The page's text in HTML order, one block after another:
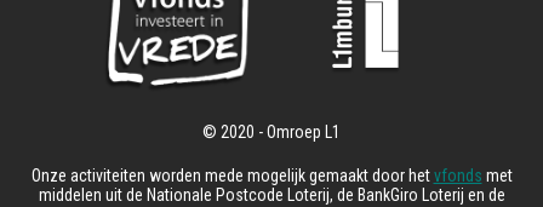
Onze activiteiten worden mede mogelijk gemaakt door hetvfonds met
middelen uit de Nationale Postcode Loterij, de BankGiro Loterij en de